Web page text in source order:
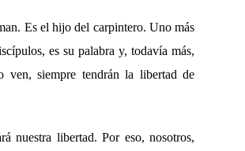
Es el hijo del carpintero. Uno más
es su palabra y, todavía más,
ven, siempre tendrán la libertad de
nuestra libertad. Por eso, nosotros,